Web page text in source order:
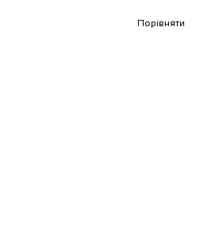
Порівняти